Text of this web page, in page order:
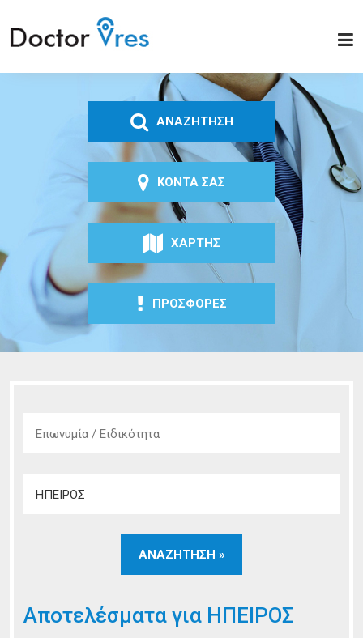
κυρίως περιεχόμενο
Doctor
ΑΝΑΖΗΤΗΣΗ
ΚΟΝΤΑ ΣΑΣ
ΧΑΡΤΗΣ
ΠΡΟΣΦΟΡΕΣ
Αποτελέσματα για ΗΠΕΙΡΟΣ